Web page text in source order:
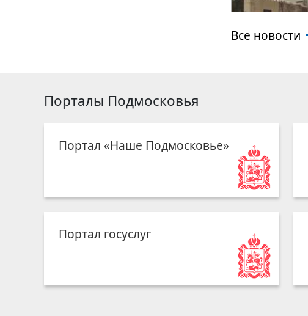
Все новости
Порталы Подмосковья
Портал «Наше Подмосковье»
Портал госуслуг